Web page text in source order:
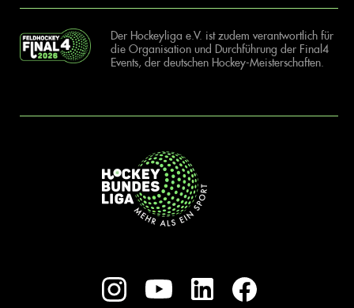
Der Hockeyliga e.V. ist zudem verantwortlich für
die Organisation und Durchführung der Final4
Events, der deutschen Hockey-Meisterschaften.